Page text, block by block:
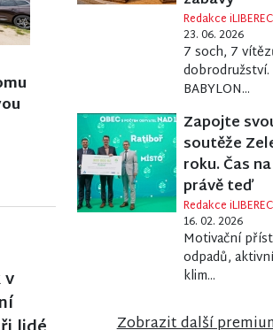
Redakce
23. 06. 2026
7 soch, 7
dobrodružství.
BABYLON...
Zapojte
soutěže
roku. Čas
právě teď
Redakce
16. 02. 2026
Motivační
odpadů,
klim...
Zobrazit další